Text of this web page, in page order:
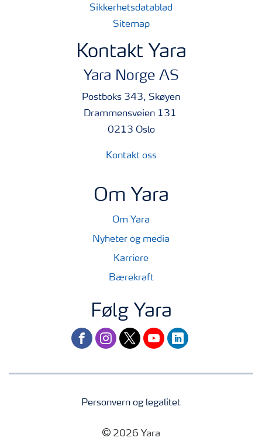
Sikkerhetsdatablad
Sitemap
Kontakt Yara
Yara Norge AS
Postboks 343, Skøyen
Drammensveien 131
0213 Oslo
Kontakt oss
Om Yara
Om Yara
Nyheter og media
Karriere
Bærekraft
Følg Yara
facebookinstagram
twitteryoutubelinkedin
Personvern og legalitet
2026 Yara